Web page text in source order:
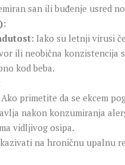
san ili buđenje usred
Iako su letnji virusi
ili neobična konzistencija
kod beba.
Ako primetite da se ekcem
nakon konzumiranja
vidljivog osipa.
na hroničnu upalnu